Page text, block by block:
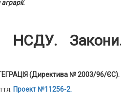
Закони.
(Директива № 2003/96/ЄС).
Проект №11256-2.